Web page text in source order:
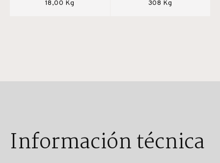
18,00 Kg 308 Kg
Información técnica